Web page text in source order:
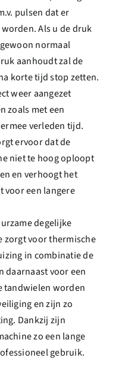
pulsen dat er
Als u de druk
normaal
aanhoudt zal de
korte tijd stop zetten.
weer aangezet
zoals met een
verleden tijd.
ervoor dat de
niet te hoog oploopt
en verhoogt het
voor een langere
degelijke
zorgt voor thermische
in combinatie de
daarnaast voor een
tandwielen worden
en zijn zo
Dankzij zijn
zo een lange
gebruik.